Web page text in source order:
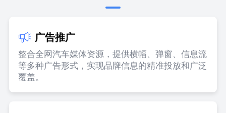
广告推广
整合全网汽车媒体资源，提供横幅、弹窗、信息流
等多种广告形式，实现品牌信息的精准投放和广泛
覆盖。